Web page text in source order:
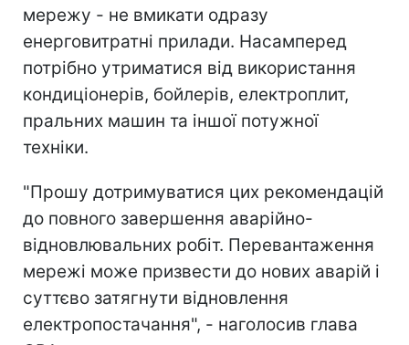
мережу - не вмикати одразу
енерговитратні прилади. Насамперед
потрібно утриматися від використання
кондиціонерів, бойлерів, електроплит,
пральних машин та іншої потужної
техніки.
"Прошу дотримуватися цих рекомендацій
до повного завершення аварійно-
відновлювальних робіт. Перевантаження
мережі може призвести до нових аварій і
суттєво затягнути відновлення
електропостачання", - наголосив глава